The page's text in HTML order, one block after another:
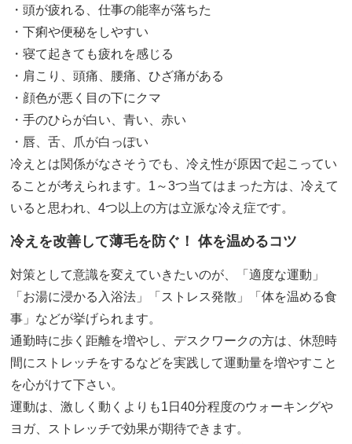
・頭が疲れる、仕事の能率が落ちた
・下痢や便秘をしやすい
・寝て起きても疲れを感じる
・肩こり、頭痛、腰痛、ひざ痛がある
・顔色が悪く目の下にクマ
・手のひらが白い、青い、赤い
・唇、舌、爪が白っぽい
冷えとは関係がなさそうでも、冷え性が原因で起こってい
ることが考えられます。1～3つ当てはまった方は、冷えて
いると思われ、4つ以上の方は立派な冷え症です。
冷えを改善して薄毛を防ぐ！ 体を温めるコツ
対策として意識を変えていきたいのが、「適度な運動」
「お湯に浸かる入浴法」「ストレス発散」「体を温める食
事」などが挙げられます。
通勤時に歩く距離を増やし、デスクワークの方は、休憩時
間にストレッチをするなどを実践して運動量を増やすこと
を心がけて下さい。
運動は、激しく動くよりも1日40分程度のウォーキングや
ヨガ、ストレッチで効果が期待できます。